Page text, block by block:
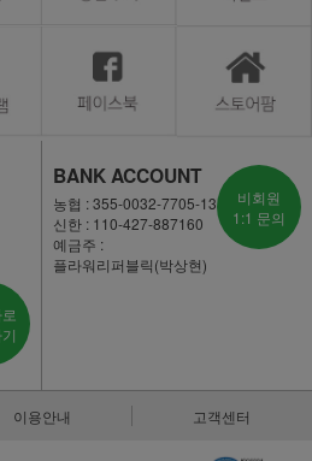
BANK ACCOUNT
농협 : 355-0032-7705-13
신한 : 110-427-887160
예금주 :
플라워리퍼블릭(박상현)
비회원
1:1 문의
이용안내 고객센터